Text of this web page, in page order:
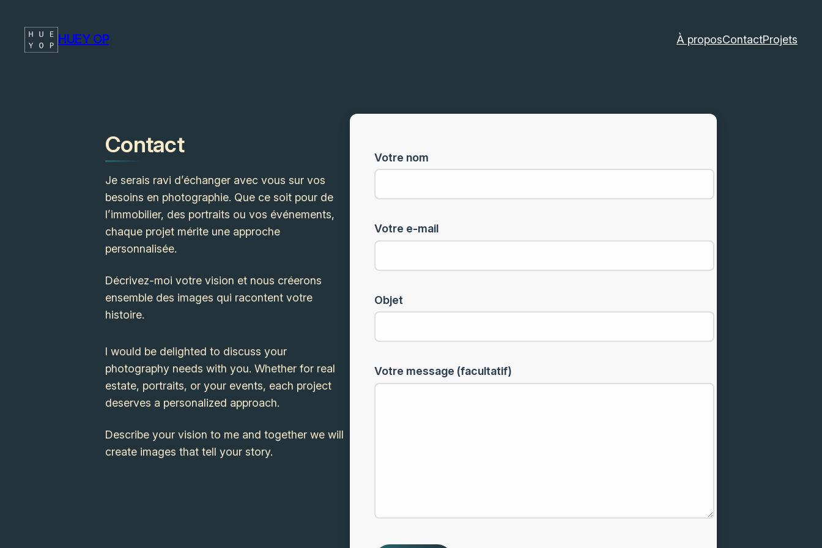
contenu
HUEY OP À proposContactProjets
Contact
Je serais ravi d’échanger avec vous sur vos
besoins en photographie. Que ce soit pour de
l’immobilier, des portraits ou vos événements,
chaque projet mérite une approche
personnalisée.
Décrivez-moi votre vision et nous créerons
ensemble des images qui racontent votre
histoire.
I would be delighted to discuss your
photography needs with you. Whether for real
estate, portraits, or your events, each project
deserves a personalized approach.
Describe your vision to me and together we will
create images that tell your story.
Votre nom
Votre e-mail
Objet
Votre message (facultatif)